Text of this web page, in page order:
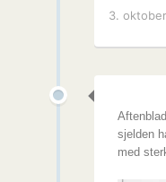
3.
sjelden
med